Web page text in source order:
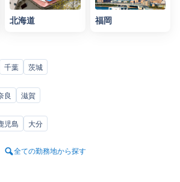
北海道 福岡
千葉 茨城
良 滋賀
児島 大分
全ての勤務地から探す